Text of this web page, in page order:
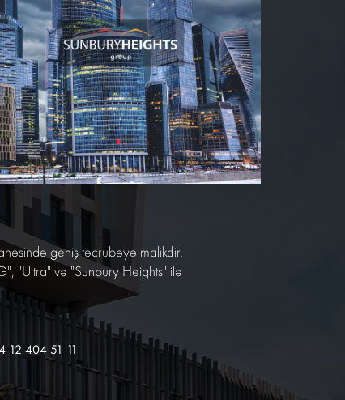
geniş təcrübəyə malikdir.
"Ultra" və "Sunbury Heights" ilə
12 404 51 11